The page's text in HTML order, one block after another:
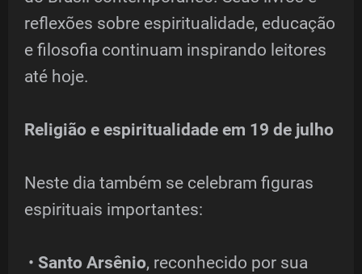
reflexões sobre espiritualidade, educação
e filosofia continuam inspirando leitores
até hoje.
Religião e espiritualidade em 19 de julho
Neste dia também se celebram figuras
espirituais importantes:
• Santo Arsênio, reconhecido por sua